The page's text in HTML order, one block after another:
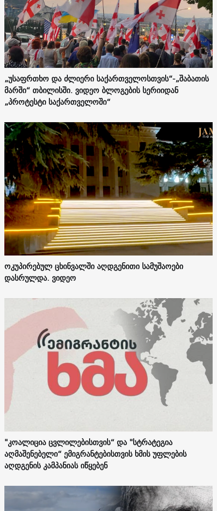
„უსაფრთხო და ძლიერი საქართველოსთვის“-„შაბათის
მარში“ თბილისში. ვიდეო ბლოგების სერიიდან
„პროტესტი საქართველოში“
ოკუპირებულ ცხინვალში აღდგენითი სამუშაოები
დასრულდა. ვიდეო
"კოალიცია ცვლილებისთვის“ და "სტრატეგია
აღმაშენებელი“ ემიგრანტებისთვის ხმის უფლების
აღდგენის კამპანიას იწყებენ